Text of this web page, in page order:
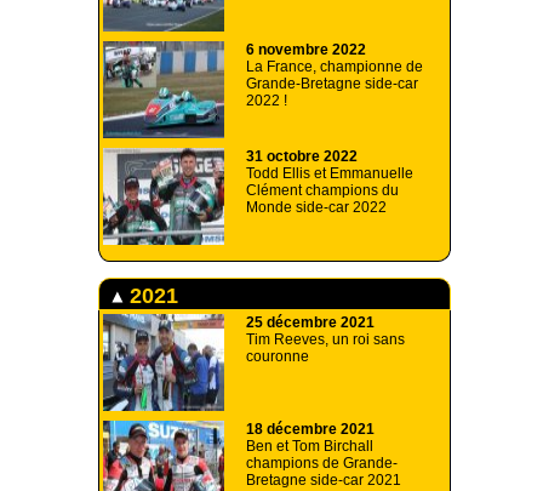
6 novembre 2022
La France, championne de
Grande-Bretagne side-car
2022 !
31 octobre 2022
Todd Ellis et Emmanuelle
Clément champions du
Monde side-car 2022
2021
25 décembre 2021
Tim Reeves, un roi sans
couronne
18 décembre 2021
Ben et Tom Birchall
champions de Grande-
Bretagne side-car 2021